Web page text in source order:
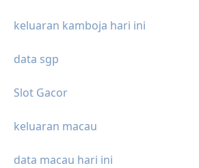
keluaran kamboja hari ini
data sgp
Slot Gacor
keluaran macau
data macau hari ini